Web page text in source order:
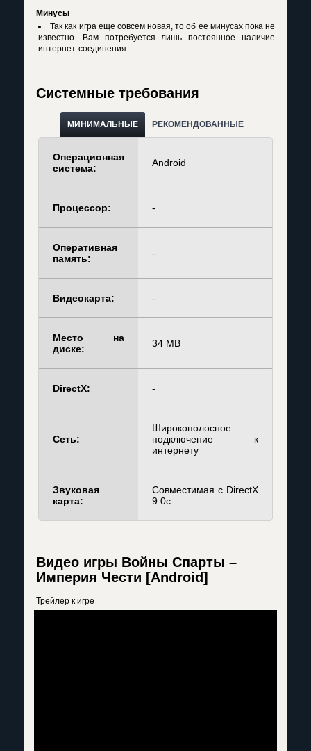
Минусы
Так как игра еще совсем новая, то об ее минусах пока не
известно. Вам потребуется лишь постоянное наличие
интернет-соединения.
Системные требования
МИНИМАЛЬНЫЕ РЕКОМЕНДОВАННЫЕ
Операционная
система:
Android
Процессор: -
Оперативная
память:
-
Видеокарта: -
Место на
диске:
34 MB
DirectX: -
Сеть:
Широкополосное
подключение к
интернету
Звуковая
карта:
Совместимая с DirectX
9.0c
Видео игры Войны Спарты –
Империя Чести [Android]
Трейлер к игре